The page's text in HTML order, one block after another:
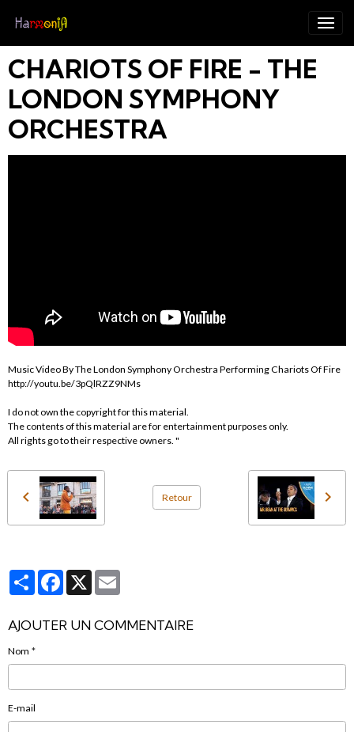
CHARIOTS OF FIRE - THE
LONDON SYMPHONY
ORCHESTRA
Music Video By The London Symphony Orchestra Performing Chariots Of Fire
http://youtu.be/3pQlRZZ9NMs
I do not own the copyright for this material.
The contents of this material are for entertainment purposes only.
All rights go to their respective owners. "
Retour
PartagerFacebook
X
AJOUTER UN COMMENTAIRE
Nom
E-mail